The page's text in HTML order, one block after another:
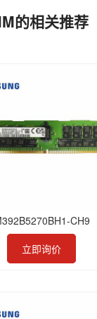
的相关推荐
CH9
立即询价